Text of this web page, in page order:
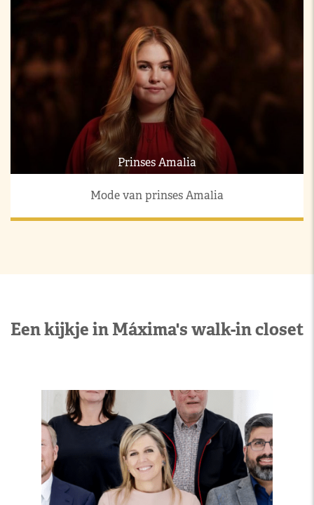
Prinses Amalia
Mode van prinses Amalia
Een kijkje in Máxima's walk-in closet